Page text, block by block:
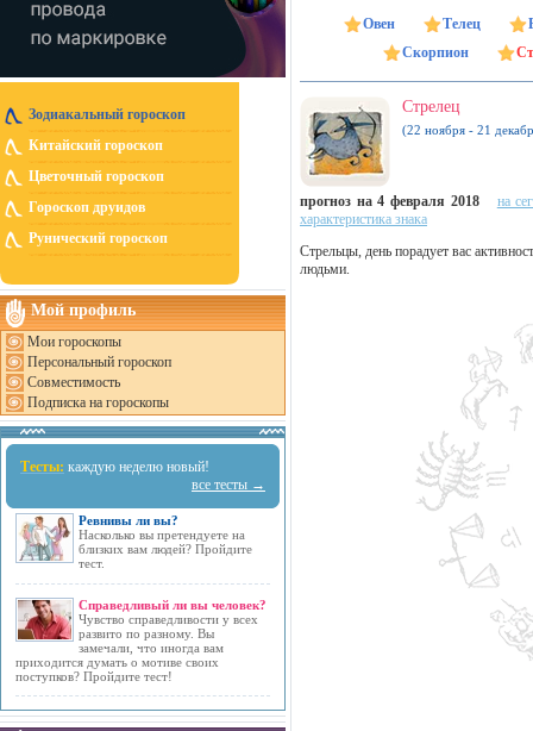
Зодиакальный гороскоп
Китайский гороскоп
Цветочный гороскоп
Гороскоп друидов
Рунический гороскоп
Мой профиль
Мои гороскопы
Персональный гороскоп
Совместимость
Подписка на гороскопы
Тесты: каждую неделю новый!
все тесты →
Ревнивы ли вы?
Насколько вы претендуете на
близких вам людей? Пройдите
тест.
Справедливый ли вы человек?
Чувство справедливости у всех
развито по разному. Вы
замечали, что иногда вам
приходится думать о мотиве своих
поступков? Пройдите тест!
Овен Телец
Скорпион
Стрелец
(22 ноября - 21
прогноз на 4 февраля 2018
на
характеристика знака
Стрельцы, день порадует вас
людьми.